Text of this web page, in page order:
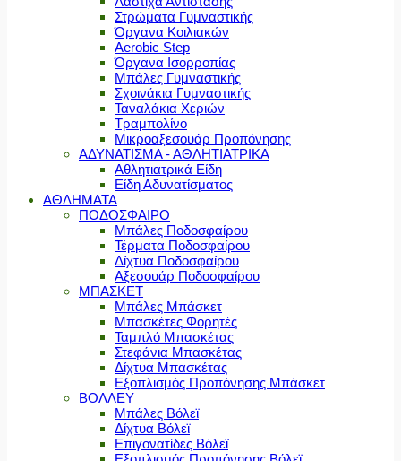
Στρώματα Γυμναστικής
Όργανα Κοιλιακών
Aerobic Step
Όργανα Ισορροπίας
Μπάλες Γυμναστικής
Σχοινάκια Γυμναστικής
Ταναλάκια Χεριών
Τραμπολίνο
Μικροαξεσουάρ Προπόνησης
ΑΔΥΝΑΤΙΣΜΑ - ΑΘΛΗΤΙΑΤΡΙΚΑ
Αθλητιατρικά Είδη
Είδη Αδυνατίσματος
ΑΘΛΗΜΑΤΑ
ΠΟΔΟΣΦΑΙΡΟ
Μπάλες Ποδοσφαίρου
Τέρματα Ποδοσφαίρου
Δίχτυα Ποδοσφαίρου
Αξεσουάρ Ποδοσφαίρου
ΜΠΑΣΚΕΤ
Μπάλες Μπάσκετ
Μπασκέτες Φορητές
Ταμπλό Μπασκέτας
Στεφάνια Μπασκέτας
Δίχτυα Μπασκέτας
Εξοπλισμός Προπόνησης Μπάσκετ
ΒΟΛΛΕΥ
Μπάλες Βόλεϊ
Δίχτυα Βόλεϊ
Επιγονατίδες Βόλεϊ